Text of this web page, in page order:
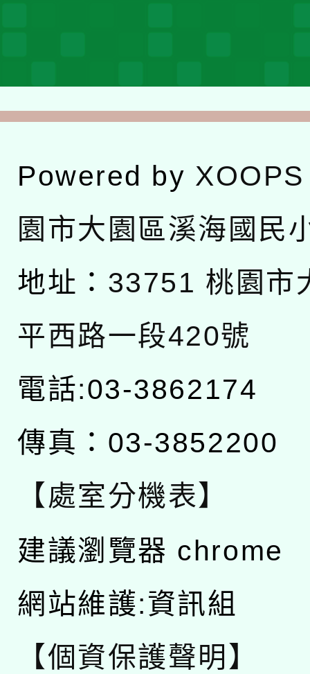
Powered by XOOPS
園市大園區溪海國民
地址： 33751 桃園市
平西路一段420號
電話:03-3862174
傳真：03-3852200
【處室分機表】
建議瀏覽器 chrome
網站維護:資訊組
【個資保護聲明】